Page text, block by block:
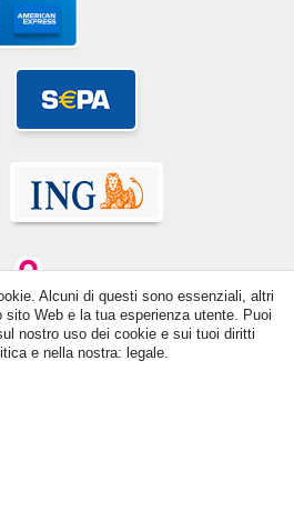
Alcuni di questi sono essenziali, altri
Web e la tua esperienza utente. Puoi
nostro uso dei cookie e sui tuoi diritti
e nella nostra: legale.
riservati. - Tutti i diritti riservati. Prezzi
| prezzi base vedi dettaglio
in Italia!
here